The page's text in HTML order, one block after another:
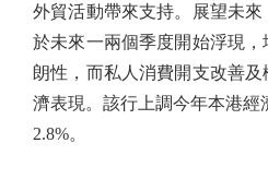
外貿活動帶來支持。展望未
於未來一兩個季度開始浮現
朗性，而私人消費開支改善
濟表現。該行上調今年本港經
2.8%。